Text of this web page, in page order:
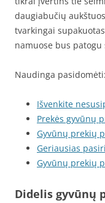
daugiabučių
tvarkingai
namuose bus
Naudinga pasidomėti:
Išvenkite
Prekės gyvūnų
Gyvūnų prekių
Geriausias
Gyvūnų prekių
Didelis gyvūnų